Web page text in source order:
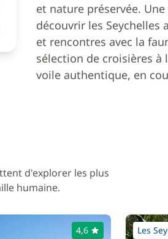
et nature préservée.
découvrir les
et rencontres avec la
sélection de croisières à
voile authentique, en
d'explorer les plus
humaine.
4,6 Les